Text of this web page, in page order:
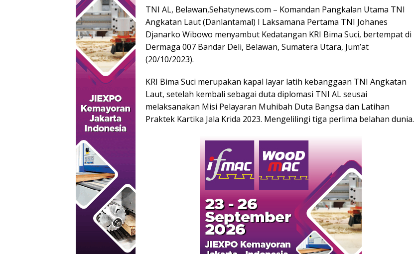
TNI AL, Belawan,Sehatynews.com – Komandan Pangkalan Utama TNI
Angkatan Laut (Danlantamal) I Laksamana Pertama TNI Johanes
Djanarko Wibowo menyambut Kedatangan KRI Bima Suci, bertempat di
Dermaga 007 Bandar Deli, Belawan, Sumatera Utara, Jum’at
(20/10/2023).
KRI Bima Suci merupakan kapal layar latih kebanggaan TNI Angkatan
Laut, setelah kembali sebagai duta diplomasi TNI AL seusai
melaksanakan Misi Pelayaran Muhibah Duta Bangsa dan Latihan
Praktek Kartika Jala Krida 2023. Mengelilingi tiga perlima belahan dunia.